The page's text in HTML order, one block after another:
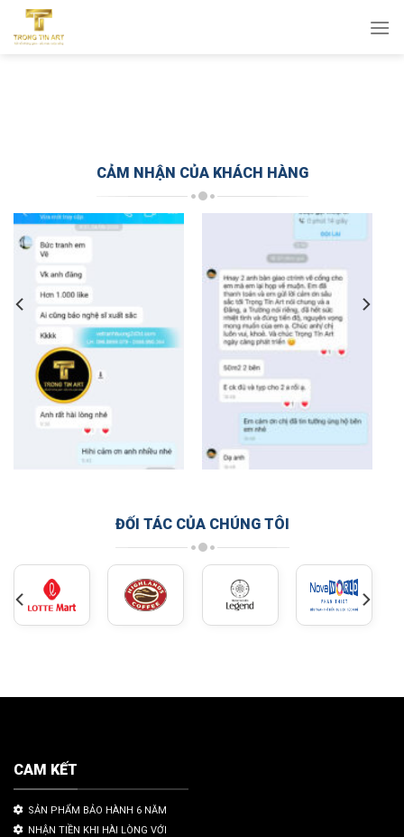
qua
CẢM NHẬN CỦA KHÁCH HÀNG
ĐỐI TÁC CỦA CHÚNG TÔI
CAM KẾT
SẢN PHẨM BẢO HÀNH 6 NĂM
NHẬN TIỀN KHI HÀI LÒNG VỚI